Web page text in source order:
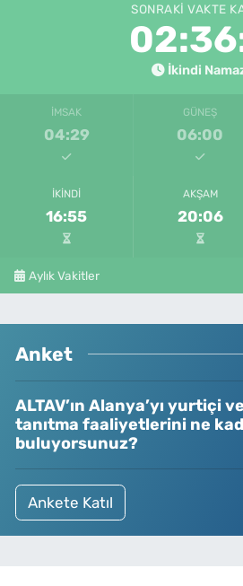
SONRAKI VAKTE
İkindi
İMSAK
04:29
GÜNEŞ
06:00
İKINDI
16:55
AKŞAM
20:06
Aylık Vakitler
Anket
ALTAV’ın Alanya’yı yurtiçi
tanıtma faaliyetlerini ne
buluyorsunuz?
Ankete Katıl